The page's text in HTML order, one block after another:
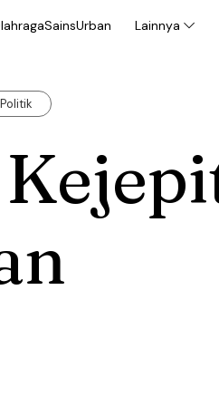
SainsUrban Lainnya
Politik